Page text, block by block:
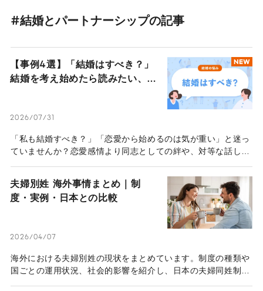
#結婚とパートナーシップの記事
NEW
【事例4選】「結婚はすべき？」
結婚を考え始めたら読みたい、心
2026/07/31
「私も結婚すべき？」「恋愛から始めるのは気が重い」と迷っ
ていませんか？恋愛感情より同志としての絆や、対等な話し合
事例を紹介。常識にとらわれない、あなたらしい家族のカタチ
が見つかります。
夫婦別姓 海外事情まとめ｜制
度・実例・日本との比較
2026/04/07
海外における夫婦別姓の現状をまとめています。制度の種類や
国ごとの運用状況、社会的影響を紹介し、日本の夫婦同姓制度